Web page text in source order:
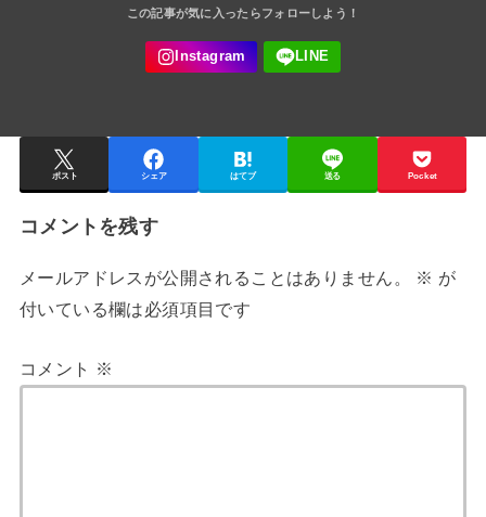
ポスト シェア はてブ 送る Pocket
コメントを残す
メールアドレスが公開されることはありません。 ※ が
付いている欄は必須項目です
コメント ※